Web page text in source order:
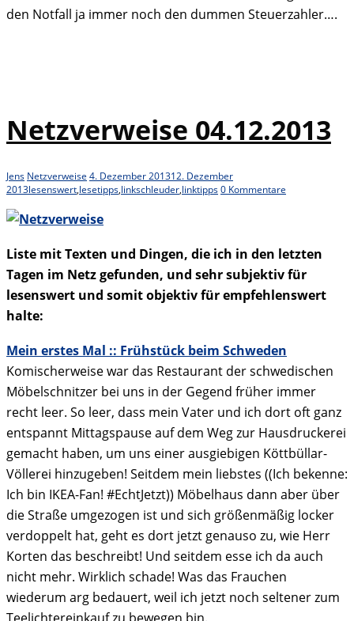
den Notfall ja immer noch den dummen Steuerzahler….
Netzverweise 04.12.2013
Jens Netzverweise 4. Dezember 201312. Dezember
2013lesenswert,lesetipps,linkschleuder,linktipps0 Kommentare
Liste mit Texten und Dingen, die ich in den letzten
Tagen im Netz gefunden, und sehr subjektiv für
lesenswert und somit objektiv für empfehlenswert
halte:
Mein erstes Mal :: Frühstück beim Schweden
Komischerweise war das Restaurant der schwedischen
Möbelschnitzer bei uns in der Gegend früher immer
recht leer. So leer, dass mein Vater und ich dort oft ganz
entspannt Mittagspause auf dem Weg zur Hausdruckerei
gemacht haben, um uns einer ausgiebigen Köttbüllar-
Völlerei hinzugeben! Seitdem mein liebstes ((Ich bekenne:
Ich bin IKEA-Fan! #EchtJetzt)) Möbelhaus dann aber über
die Straße umgezogen ist und sich größenmäßig locker
verdoppelt hat, geht es dort jetzt genauso zu, wie Herr
Korten das beschreibt! Und seitdem esse ich da auch
nicht mehr. Wirklich schade! Was das Frauchen
wiederum arg bedauert, weil ich jetzt noch seltener zum